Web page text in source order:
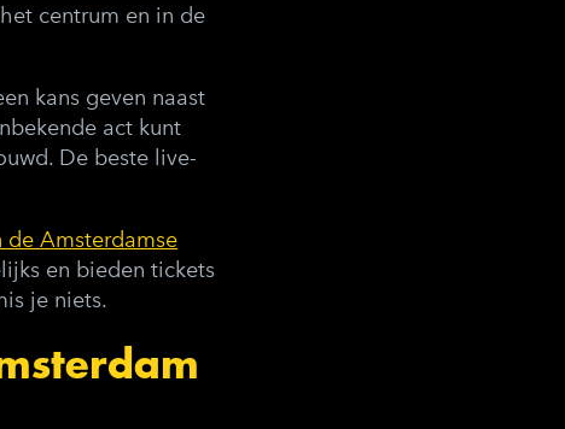
centrum en in de
kans geven naast
act kunt
De beste live-
de Amsterdamse
en bieden tickets
je niets.